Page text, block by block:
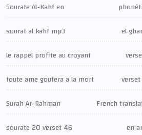
Sourate Al-Kahf en
sourat al kahf mp3
el
le rappel profite au croyant
toute ame goutera a la mort
Surah Ar-Rahman
French
sourate 20 verset 46
en